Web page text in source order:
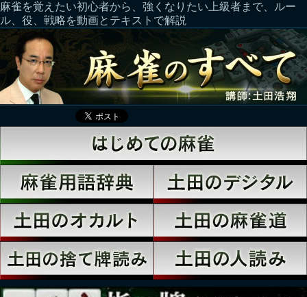
麻雀を覚えたい初心者から、強くなりたい上級者まで、ルー
ル、役、戦略を動画とテキストで解説